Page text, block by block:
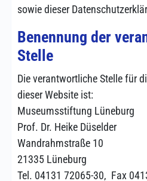
sowie dieser
Benennung der
Stelle
Die verantwortliche Stelle für
dieser Website ist:
Museumsstiftung Lüneburg
Prof. Dr. Heike Düselder
Wandrahmstraße 10
21335 Lüneburg
Tel. 04131 72065-30, Fax